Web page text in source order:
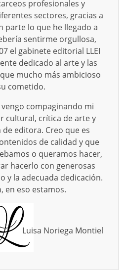
profesionales y
sectores, gracias a
parte lo que he llegado a
sentirme orgullosa,
el gabinete editorial LLEI
dedicado al arte y las
mucho más ambicioso
cometido.
compaginando mi
cultural, crítica de arte y
editora. Creo que es
de calidad y que
o queramos hacer,
hacerlo con generosas
y la adecuada dedicación.
en eso estamos.
Luisa Noriega Montiel